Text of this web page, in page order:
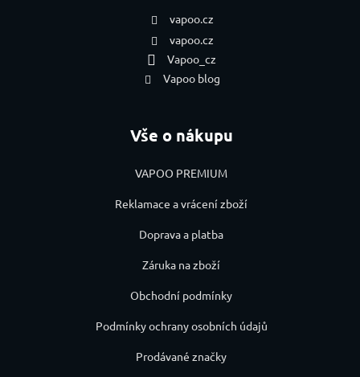
vapoo.cz
vapoo.cz
Vapoo_cz
Vapoo blog
Vše o nákupu
VAPOO PREMIUM
Reklamace a vrácení zboží
Doprava a platba
Záruka na zboží
Obchodní podmínky
Podmínky ochrany osobních údajů
Prodávané značky